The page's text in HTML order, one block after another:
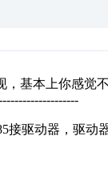
本上你感觉不
接驱动器，驱